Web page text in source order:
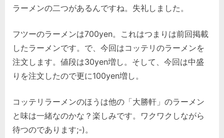
ラーメンの二つがあるんですね。失礼しました。
フツーのラーメンは700yen。これはつまりは前回掲載
したラーメンです。で、今回はコッテリのラーメンを
注文します。値段は30yen増し。そして、今回は中盛
りを注文したので更に100yen増し。
コッテリラーメンのほうは他の「大勝軒」のラーメン
と味は一緒なのかな？楽しみです。ワクワクしながら
待つのであります;-)。